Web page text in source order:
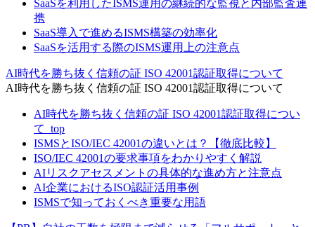
SaaSを利用したISMS運用の継続的な監視と内部監査連
携
SaaS導入で進めるISMS構築の効率化
SaaSを活用する際のISMS運用上の注意点
AI時代を勝ち抜く信頼の証 ISO 42001認証取得について
AI時代を勝ち抜く信頼の証 ISO 42001認証取得について
AI時代を勝ち抜く信頼の証 ISO 42001認証取得につい
て_top
ISMSとISO/IEC 42001の違いとは？【徹底比較】
ISO/IEC 42001の要求事項をわかりやすく解説
AIリスクアセスメントの具体的な進め方と注意点
AI企業におけるISO認証活用事例
ISMSで知っておくべき重要な用語